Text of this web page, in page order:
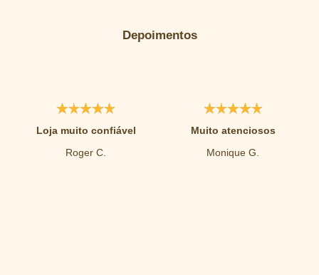
Depoimentos
Loja muito confiável
Roger C.
Muito atenciosos
Monique G.